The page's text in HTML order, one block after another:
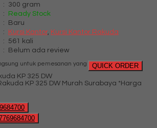
:
300 gram
:
Ready Stock
:
Baru
: Kursi Kantor, Kursi Kantor Rakuda
:
561 kali
: Belum ada review
QUICK ORDER
untuk pemesanan yang
KP 325 DW
*Harga